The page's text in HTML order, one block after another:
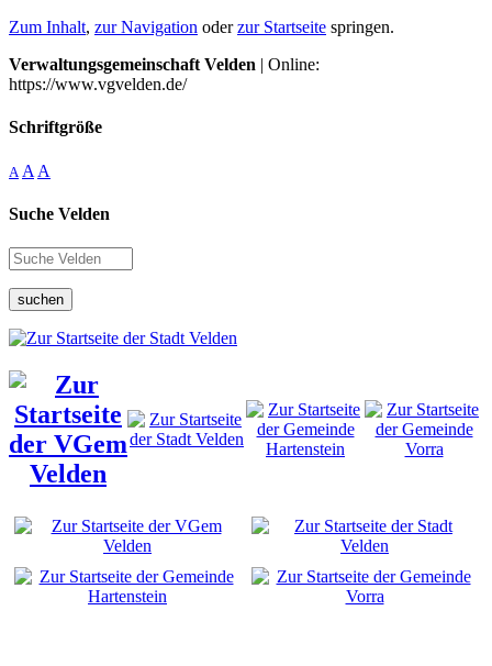
Zum Inhalt, zur Navigation oderzur Startseite springen.
Verwaltungsgemeinschaft Velden | Online:
https://www.vgvelden.de/
Schriftgröße
A A A
Suche Velden
suchen